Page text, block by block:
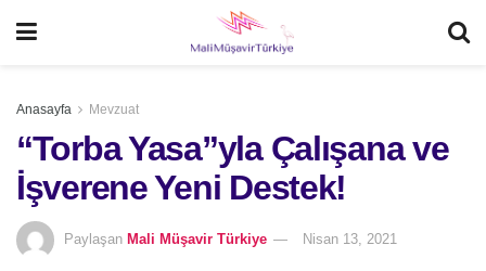
Anasayfa Mevzuat
“Torba Yasa”yla Çalışana ve
İşverene Yeni Destek!
Paylaşan Mali Müşavir Türkiye Nisan 13, 2021